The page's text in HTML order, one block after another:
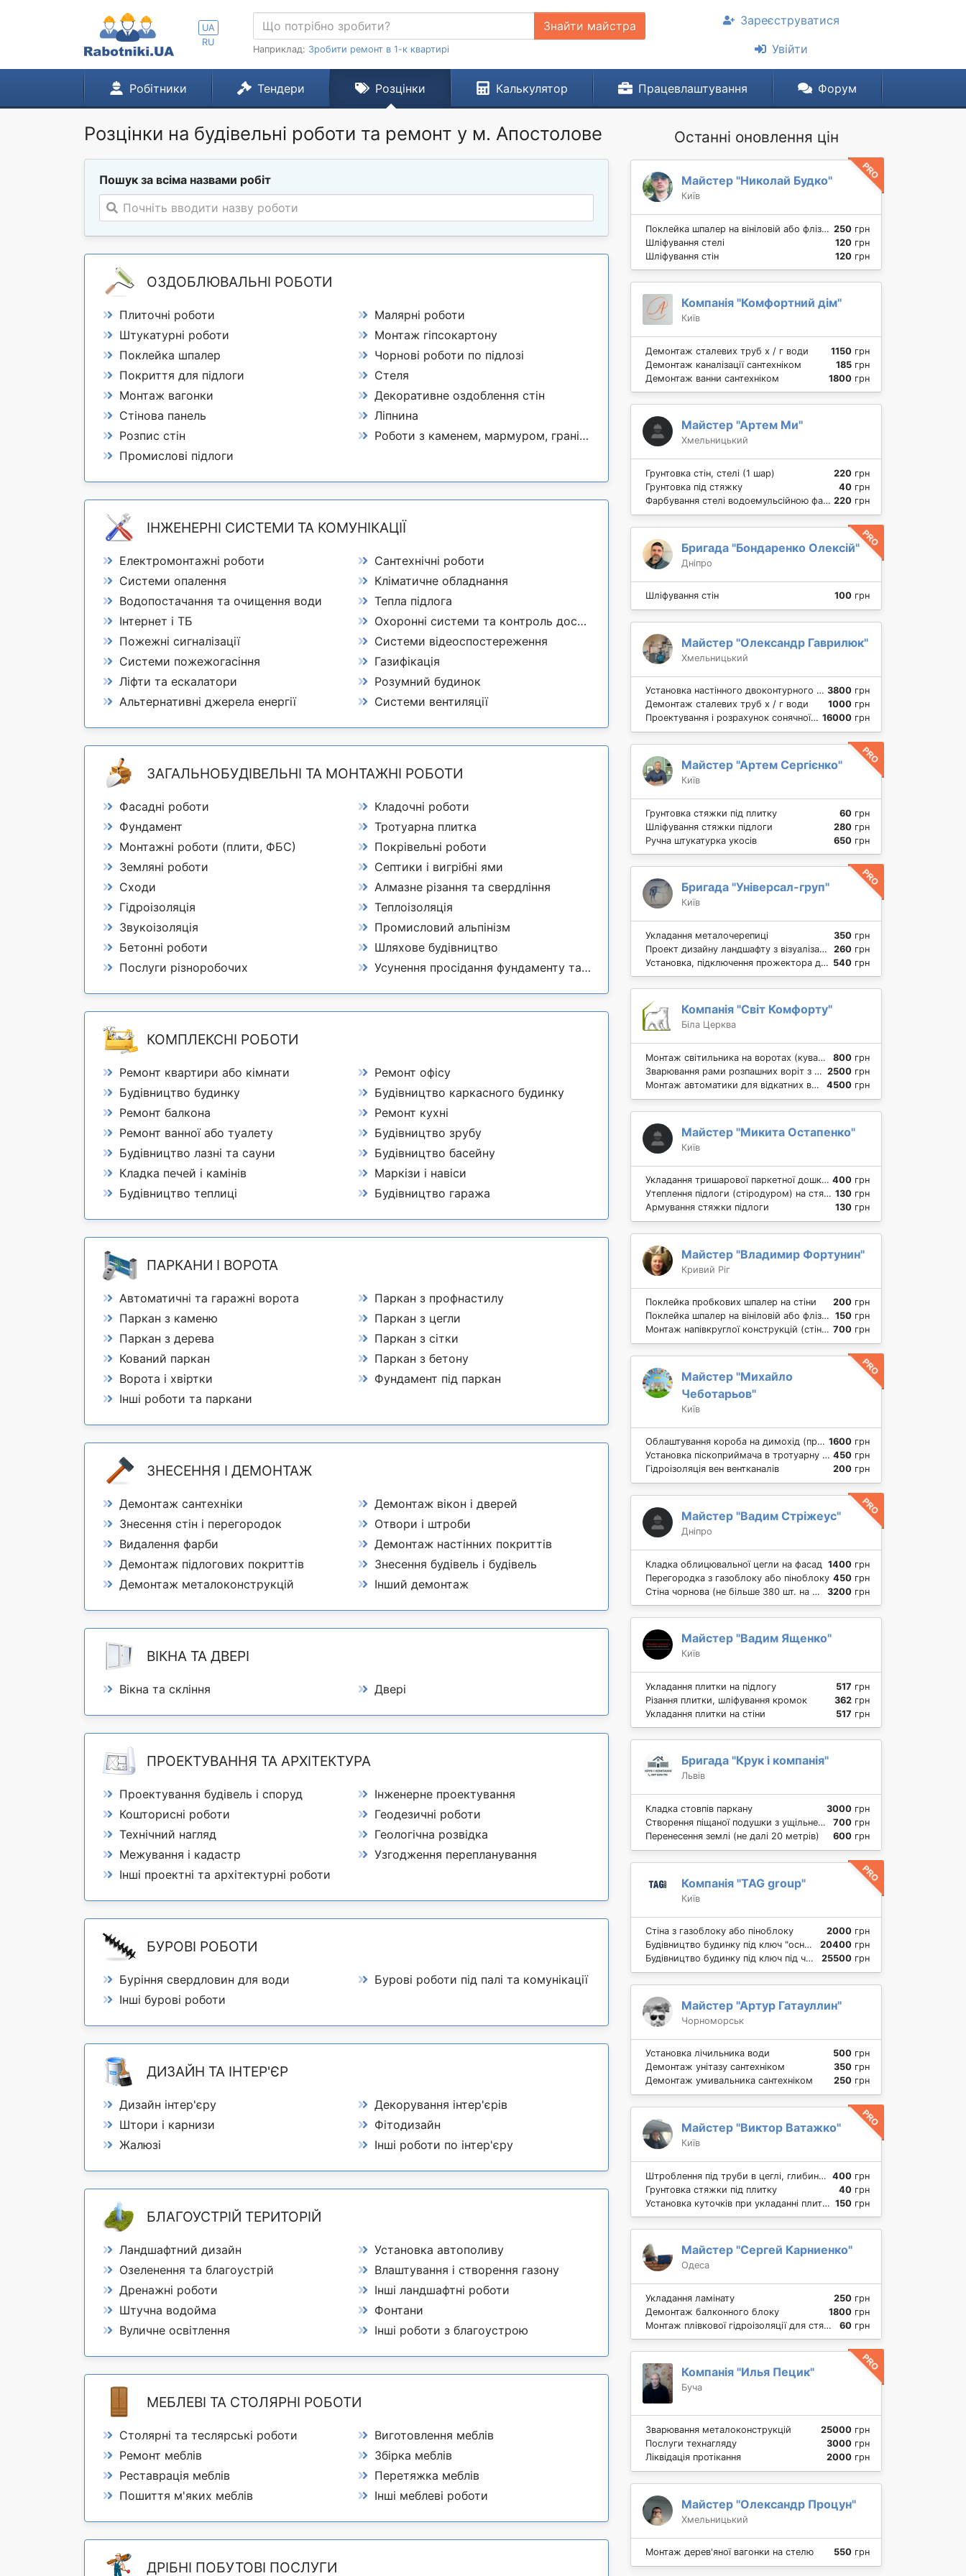
UA
RU
Знайти майстра
Наприклад: Зробити ремонт в 1-к квартирі
Зареєструватися
Увійти
Робітники Тендери Розцінки Калькулятор Працевлаштування Форум
Розцінки на будівельні роботи та ремонт у м. Апостолове
Пошук за всіма назвами робіт
Почніть вводити назву роботи
ОЗДОБЛЮВАЛЬНІ РОБОТИ
Плиточні роботи
Малярні роботи
Штукатурні роботи
Монтаж гіпсокартону
Поклейка шпалер
Чорнові роботи по підлозі
Покриття для підлоги
Стеля
Монтаж вагонки
Декоративне оздоблення стін
Стінова панель
Ліпнина
Розпис стін
Роботи з каменем, мармуром, гранітом
Промислові підлоги
ІНЖЕНЕРНІ СИСТЕМИ ТА КОМУНІКАЦІЇ
Електромонтажні роботи
Сантехнічні роботи
Системи опалення
Кліматичне обладнання
Водопостачання та очищення води
Тепла підлога
Інтернет і ТБ
Охоронні системи та контроль доступу
Пожежні сигналізації
Системи відеоспостереження
Системи пожежогасіння
Газифікація
Ліфти та ескалатори
Розумний будинок
Альтернативні джерела енергії
Системи вентиляції
ЗАГАЛЬНОБУДІВЕЛЬНІ ТА МОНТАЖНІ РОБОТИ
Фасадні роботи
Кладочні роботи
Фундамент
Тротуарна плитка
Монтажні роботи (плити, ФБС)
Покрівельні роботи
Земляні роботи
Септики і вигрібні ями
Сходи
Алмазне різання та свердління
Гідроізоляція
Теплоізоляція
Звукоізоляція
Промисловий альпінізм
Бетонні роботи
Шляхове будівництво
Послуги різноробочих
Усунення просідання фундаменту та підлоги
КОМПЛЕКСНІ РОБОТИ
Ремонт квартири або кімнати
Ремонт офісу
Будівництво будинку
Будівництво каркасного будинку
Ремонт балкона
Ремонт кухні
Ремонт ванної або туалету
Будівництво зрубу
Будівництво лазні та сауни
Будівництво басейну
Кладка печей і камінів
Маркізи і навіси
Будівництво теплиці
Будівництво гаража
ПАРКАНИ І ВОРОТА
Автоматичні та гаражні ворота
Паркан з профнастилу
Паркан з каменю
Паркан з цегли
Паркан з дерева
Паркан з сітки
Кований паркан
Паркан з бетону
Ворота і хвіртки
Фундамент під паркан
Інші роботи та паркани
ЗНЕСЕННЯ І ДЕМОНТАЖ
Демонтаж сантехніки
Демонтаж вікон і дверей
Знесення стін і перегородок
Отвори і штроби
Видалення фарби
Демонтаж настінних покриттів
Демонтаж підлогових покриттів
Знесення будівель і будівель
Демонтаж металоконструкцій
Інший демонтаж
ВІКНА ТА ДВЕРІ
Вікна та скління Двері
ПРОЕКТУВАННЯ ТА АРХІТЕКТУРА
Проектування будівель і споруд
Інженерне проектування
Кошторисні роботи
Геодезичні роботи
Технічний нагляд
Геологічна розвідка
Межування і кадастр
Узгодження перепланування
Інші проектні та архітектурні роботи
БУРОВІ РОБОТИ
Буріння свердловин для води
Бурові роботи під палі та комунікації
Інші бурові роботи
ДИЗАЙН ТА ІНТЕР'ЄР
Дизайн інтер'єру
Декорування інтер'єрів
Штори і карнизи
Фітодизайн
Жалюзі
Інші роботи по інтер'єру
БЛАГОУСТРІЙ ТЕРИТОРІЙ
Ландшафтний дизайн
Установка автополиву
Озеленення та благоустрій
Влаштування і створення газону
Дренажні роботи
Інші ландшафтні роботи
Штучна водойма
Фонтани
Вуличне освітлення
Інші роботи з благоустрою
МЕБЛЕВІ ТА СТОЛЯРНІ РОБОТИ
Столярні та теслярські роботи
Виготовлення меблів
Ремонт меблів
Збірка меблів
Реставрація меблів
Перетяжка меблів
Пошиття м'яких меблів
Інші меблеві роботи
ДРІБНІ ПОБУТОВІ ПОСЛУГИ
Останні оновлення цін
Майстер "Николай Будко"
Київ
Поклейка шпалер на вініловій або флізеліновій основі на стіну 250 грн
Шліфування стелі
120 грн
Шліфування стін
120 грн
Компанія "Комфортний дім"
Київ
Демонтаж сталевих труб х / г води 1150 грн
Демонтаж каналізації сантехніком
185 грн
Демонтаж ванни сантехніком
1800 грн
Майстер "Артем Ми"
Хмельницький
Грунтовка стін, стелі (1 шар) 220 грн
Грунтовка під стяжку
40 грн
Фарбування стелі водоемульсійною фарбою 220 грн
Бригада "Бондаренко Олексій"
Дніпро
Шліфування стін 100 грн
Майстер "Олександр Гаврилюк"
Хмельницький
Установка настінного двоконтурного газового котла до 32 кВт 3800 грн
Демонтаж сталевих труб х / г води
1000 грн
Проектування і розрахунок сонячної електростанції 16000 грн
Майстер "Артем Сергієнко"
Київ
Грунтовка стяжки під плитку 60 грн
Шліфування стяжки підлоги
280 грн
Ручна штукатурка укосів
650 грн
Бригада "Універсал-груп"
Київ
Укладання металочерепиці 350 грн
Проект дизайну ландшафту з візуалізацією за м2
260 грн
Установка, підключення прожектора для підсвічування будівель 540 грн
Компанія "Світ Комфорту"
Біла Церква
Монтаж світильника на воротах (кування) 800 грн
Зварювання рами розпашних воріт з монтажем на петлі 2500 грн
Монтаж автоматики для відкатних воріт
4500 грн
Майстер "Микита Остапенко"
Київ
Укладання тришарової паркетної дошки на підлогу 400 грн
Утеплення підлоги (стіродуром) на стяжку. Ціни від будівельників 130 грн
Армування стяжки підлоги
130 грн
Майстер "Владимир Фортунин"
Кривий Ріг
Поклейка пробкових шпалер на стіни 200 грн
Поклейка шпалер на вініловій або флізеліновій основі на стіну 150 грн
Монтаж напівкруглої конструкцій (стіни) з гіпсокартону 700 грн
Майстер "Михайло
Чеботарьов"
Київ
Облаштування короба на димохід (профлист) 1600 грн
Установка піскоприймача в тротуарну плитку 450 грн
Гідроізоляція вен вентканалів
200 грн
Майстер "Вадим Стріжеус"
Дніпро
Кладка облицювальної цегли на фасад 1400 грн
Перегородка з газоблоку або піноблоку 450 грн
Стіна чорнова (не більше 380 шт. на куб)
3200 грн
Майстер "Вадим Ященко"
Київ
Укладання плитки на підлогу 517 грн
Різання плитки, шліфування кромок
362 грн
Укладання плитки на стіни
517 грн
Бригада "Крук і компанія"
Львів
Кладка стовпів паркану 3000 грн
Створення піщаної подушки з ущільненням для фундаменту
700 грн
Перенесення землі (не далі 20 метрів)
600 грн
Компанія "TAG group"
Київ
Стіна з газоблоку або піноблоку 2000 грн
Будівництво будинку під ключ "основа" (фундамент, коробка, дах)
20400 грн
Будівництво будинку під ключ під чистову обробку.
25500 грн
Майстер "Артур Гатауллин"
Чорноморськ
Установка лічильника води 500 грн
Демонтаж унітазу сантехніком
350 грн
Демонтаж умивальника сантехніком
250 грн
Майстер "Виктор Ватажко"
Київ
Штроблення під труби в цеглі, глибина штроби 5 см 400 грн
Грунтовка стяжки під плитку
40 грн
Установка куточків при укладанні плитки 150 грн
Майстер "Сергей Карниенко"
Одеса
Укладання ламінату 250 грн
Демонтаж балконного блоку
1800 грн
Монтаж плівкової гідроізоляції для стяжки
60 грн
Компанія "Илья Пецик"
Буча
Зварювання металоконструкцій 25000 грн
Послуги технагляду
3000 грн
Ліквідація протікання
2000 грн
Майстер "Олександр Процун"
Хмельницький
Монтаж дерев'яної вагонки на стелю 550 грн